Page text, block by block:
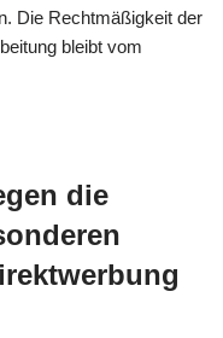
Die Rechtmäßigkeit der
bleibt vom
die